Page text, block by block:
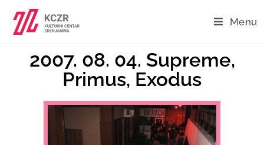
Menu
2007. 08. 04. Supreme,
Primus, Exodus